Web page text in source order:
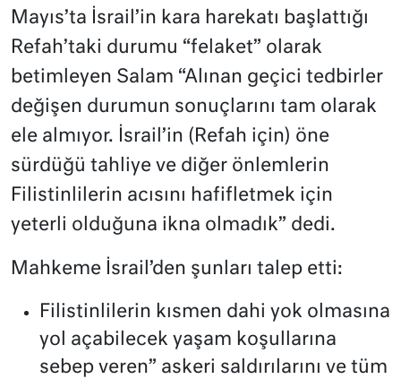
Mayıs’ta İsrail’in kara harekatı başlattığı
Refah’taki durumu “felaket” olarak
betimleyen Salam “Alınan geçici tedbirler
değişen durumun sonuçlarını tam olarak
ele almıyor. İsrail’in (Refah için) öne
sürdüğü tahliye ve diğer önlemlerin
Filistinlilerin acısını hafifletmek için
yeterli olduğuna ikna olmadık” dedi.
Mahkeme İsrail’den şunları talep etti:
Filistinlilerin kısmen dahi yok olmasına
yol açabilecek yaşam koşullarına
sebep veren” askeri saldırılarını ve tüm